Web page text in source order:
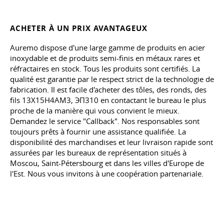
ACHETER À UN PRIX AVANTAGEUX
Auremo dispose d'une large gamme de produits en acier
inoxydable et de produits semi-finis en métaux rares et
réfractaires en stock. Tous les produits sont certifiés. La
qualité est garantie par le respect strict de la technologie de
fabrication. Il est facile d'acheter des tôles, des ronds, des
fils 13Х15Н4АМ3, ЭП310 en contactant le bureau le plus
proche de la manière qui vous convient le mieux.
Demandez le service "Callback". Nos responsables sont
toujours prêts à fournir une assistance qualifiée. La
disponibilité des marchandises et leur livraison rapide sont
assurées par les bureaux de représentation situés à
Moscou, Saint-Pétersbourg et dans les villes d'Europe de
l'Est. Nous vous invitons à une coopération partenariale.